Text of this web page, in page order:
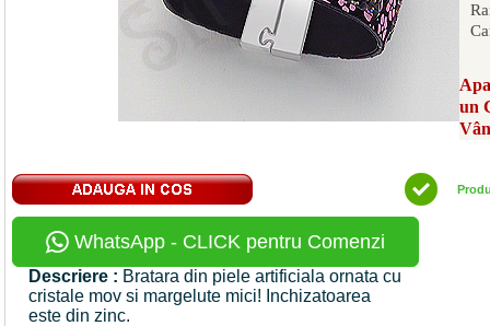
un
WhatsApp - CLICK pentru Comenzi
Descriere : Bratara din piele artificiala ornata cu
cristale mov si margelute mici! Inchizatoarea
este din zinc.